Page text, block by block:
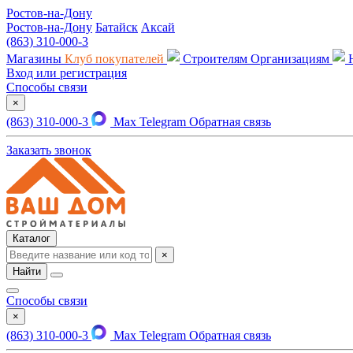
Ростов-на-Дону
Ростов-на-Дону Батайск Аксай
(863) 310-000-3
Магазины Клуб покупателей Строителям Организациям
Вход или регистрация
Способы связи
×
(863) 310-000-3 Max Telegram Обратная связь
Заказать звонок
Каталог
×
Найти
Способы связи
×
(863) 310-000-3 Max Telegram Обратная связь